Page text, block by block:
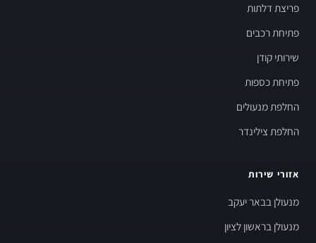
פריצת דלתות
פתיחת רכבים
שירותי קודן
פתיחת כספות
החלפת מנעולים
החלפת צילינדר
אזורי שירות
מנעולן בבאר יעקב
מנעולן בראשון לציון